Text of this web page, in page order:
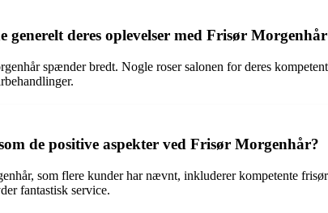
deres oplevelser med Frisør
spænder bredt. Nogle roser salonen for deres
de positive aspekter ved Frisør Morgenhår?
som flere kunder har nævnt, inkluderer kompetente
fantastisk service.